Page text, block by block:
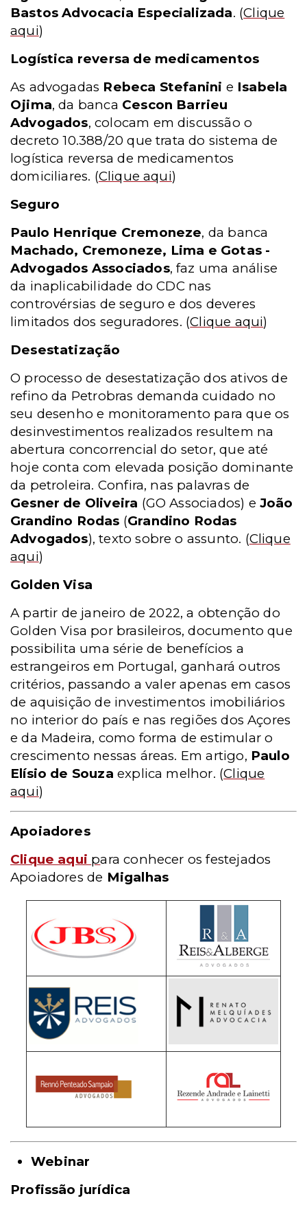
Bastos Advocacia Especializada. (Clique
aqui)
Logística reversa de medicamentos
As advogadas Rebeca Stefanini e Isabela
Ojima, da banca Cescon Barrieu
Advogados, colocam em discussão o
decreto 10.388/20 que trata do sistema de
logística reversa de medicamentos
domiciliares. (Clique aqui)
Seguro
Paulo Henrique Cremoneze, da banca
Machado, Cremoneze, Lima e Gotas -
Advogados Associados, faz uma análise
da inaplicabilidade do CDC nas
controvérsias de seguro e dos deveres
limitados dos seguradores. (Clique aqui)
Desestatização
O processo de desestatização dos ativos de
refino da Petrobras demanda cuidado no
seu desenho e monitoramento para que os
desinvestimentos realizados resultem na
abertura concorrencial do setor, que até
hoje conta com elevada posição dominante
da petroleira. Confira, nas palavras de
Gesner de Oliveira (GO Associados) e João
Grandino Rodas (Grandino Rodas
Advogados), texto sobre o assunto. (Clique
aqui)
Golden Visa
A partir de janeiro de 2022, a obtenção do
Golden Visa por brasileiros, documento que
possibilita uma série de benefícios a
estrangeiros em Portugal, ganhará outros
critérios, passando a valer apenas em casos
de aquisição de investimentos imobiliários
no interior do país e nas regiões dos Açores
e da Madeira, como forma de estimular o
crescimento nessas áreas. Em artigo, Paulo
Elísio de Souza explica melhor. (Clique
aqui)
Apoiadores
Clique aqui para conhecer os festejados
Apoiadores de Migalhas
Webinar
Profissão jurídica